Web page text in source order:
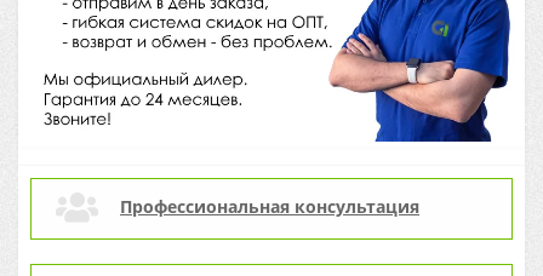
Профессиональная консультация